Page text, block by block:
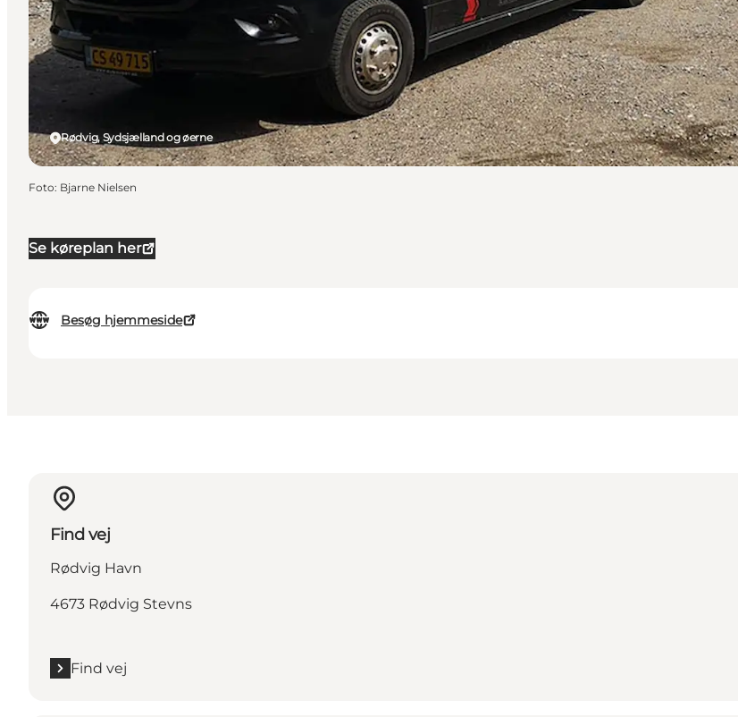
Se køreplan her
Besøg hjemmeside
Rødvig, Sydsjælland og øerne
Foto: Bjarne Nielsen
Find vej
Rødvig Havn
4673 Rødvig Stevns
Find vej